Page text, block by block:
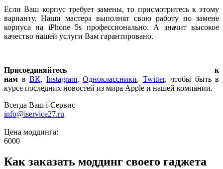
Если Ваш корпус требует замены, то присмотритесь к этому
варианту. Наши мастера выполнят свою работу по замене
корпуса на iPhone 5s профессионально. А значит высокое
качество нашей услуги Вам гарантировано.
Присоединяйтесь к
нам в ВК, Instagram, Одноклассники, Twitter, чтобы быть в
курсе последних новостей из мира Apple и нашей компании.
Всегда Ваш i-Сервис
info@iservice27.ru
Цена моддинга:
6000
Как заказать моддинг своего гаджета